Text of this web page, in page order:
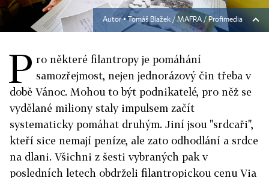
Autor ▪Tomáš Blažek / MAFRA / Profimedia
P ro některé filantropy je pomáhání
samozřejmost, nejen jednorázový čin třeba v
době Vánoc. Mohou to být podnikatelé, pro něž se
vydělané miliony staly impulsem začít
systematicky pomáhat druhým. Jiní jsou "srdcaři",
kteří sice nemají peníze, ale zato odhodlání a srdce
na dlani. Všichni z šesti vybraných pak v
posledních letech obdrželi filantropickou cenu Via